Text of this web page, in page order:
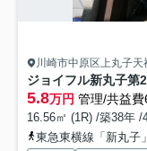
川崎市中原区上丸子天
ジョイフル新丸子第2
5.8万円 管理/共益費
16.56㎡ (1R) /築38年 /
東急東横線「新丸子